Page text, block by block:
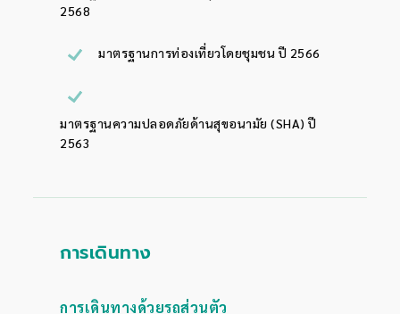
2568
มาตรฐานการท่องเที่ยวโดยชุมชน ปี 2566
มาตรฐานความปลอดภัยด้านสุขอนามัย (SHA) ปี
2563
การเดินทาง
การเดินทางด้วยรถส่วนตัว